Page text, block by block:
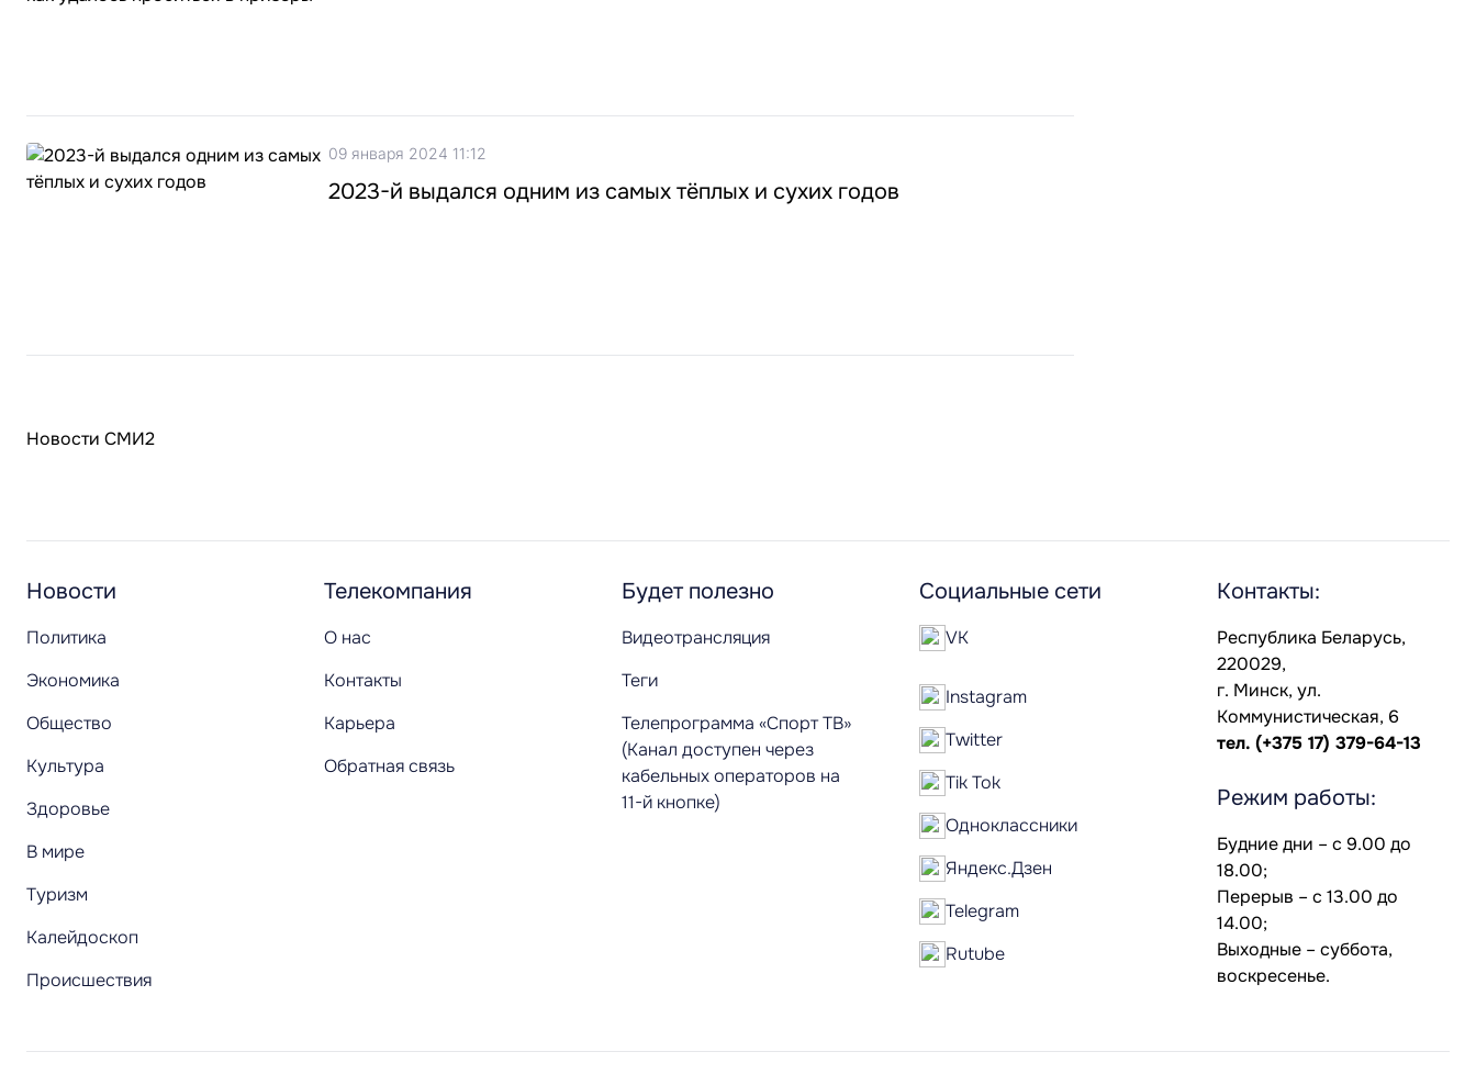
09 января 2024 11:12
2023-й выдался одним из самых тёплых и сухих годов
Новости СМИ2
Новости
Политика
Экономика
Общество
Культура
Здоровье
В мире
Туризм
Калейдоскоп
Происшествия
Телекомпания
О нас
Контакты
Карьера
Обратная связь
Будет полезно
Видеотрансляция
Теги
Телепрограмма «Спорт ТВ»
(Канал доступен через
кабельных операторов на
11-й кнопке)
Социальные сети
VK
Instagram
Twitter
Tik Tok
Одноклассники
Яндекс.Дзен
Telegram
Rutube
Контакты:
Республика Беларусь,
220029,
г. Минск, ул.
Коммунистическая, 6
тел. (+375 17) 379-64-13
Режим работы:
Будние дни – с 9.00 до
18.00;
Перерыв – с 13.00 до
14.00;
Выходные – суббота,
воскресенье.